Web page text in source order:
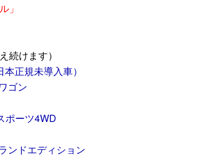
」
続けます）
正規未導入車）
ゴン
ポーツ4WD
ンドエディション